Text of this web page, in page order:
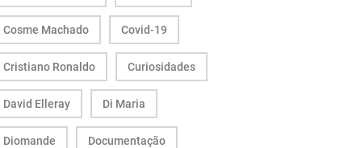
Cosme Machado Covid-19
Cristiano Ronaldo Curiosidades
David Elleray Di Maria
Diomande Documentação